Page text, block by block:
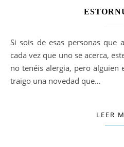
Si sois de esas personas que ama a los gatos pero sufre
cada vez que uno se acerca,
no tenéis alergia, pero alguien
traigo una novedad que…
LEER